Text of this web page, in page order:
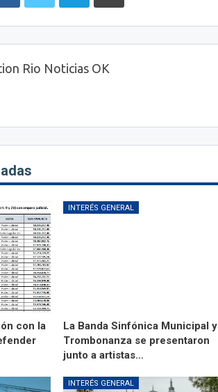
Rio Noticias OK
con la
INTERÉS GENERAL
La Banda Sinfónica Municipal y
Trombonanza se presentaron
junto a artistas…
INTERÉS GENERAL